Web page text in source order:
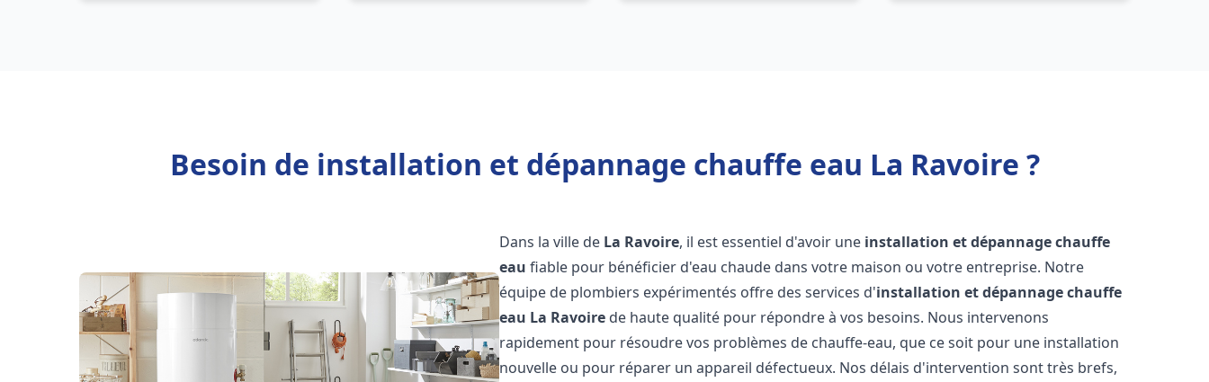
Besoin de installation et dépannage chauffe eau La Ravoire ?
Dans la ville de La Ravoire, il est essentiel d'avoir une installation et dépannage chauffe
eau fiable pour bénéficier d'eau chaude dans votre maison ou votre entreprise. Notre
équipe de plombiers expérimentés offre des services d'installation et dépannage chauffe
eau La Ravoire de haute qualité pour répondre à vos besoins. Nous intervenons
rapidement pour résoudre vos problèmes de chauffe-eau, que ce soit pour une installation
nouvelle ou pour réparer un appareil défectueux. Nos délais d'intervention sont très brefs,